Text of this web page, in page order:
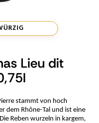
Lieu dit
stammt von hoch
dem Rhône-Tal und ist eine
Reben wurzeln in kargem,